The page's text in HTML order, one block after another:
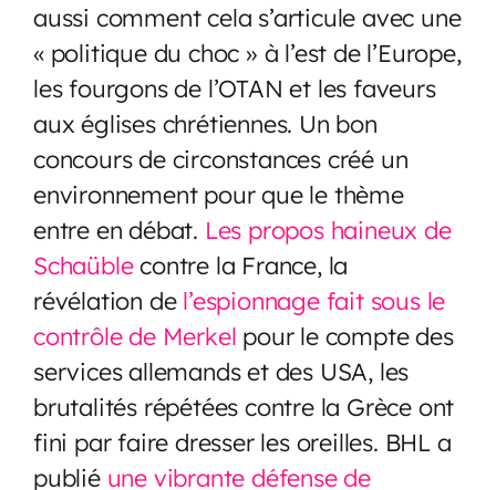
aussi comment cela s’articule avec une
« politique du choc » à l’est de l’Europe,
les fourgons de l’OTAN et les faveurs
aux églises chrétiennes. Un bon
concours de circonstances créé un
environnement pour que le thème
entre en débat. Les propos haineux de
Schaüblecontre la France, la
révélation de l’espionnage fait sous le
contrôle de Merkel pour le compte des
services allemands et des USA, les
brutalités répétées contre la Grèce ont
fini par faire dresser les oreilles. BHL a
publié une vibrante défense de